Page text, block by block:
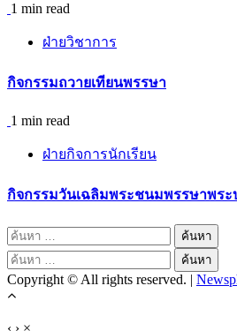
1 min read
ฝ่ายวิชาการ
กิจกรรมถวายเทียนพรรษา
1 min read
ฝ่ายกิจการนักเรียน
กิจกรรมวันเฉลิมพระชนมพรรษาพระ
ค้นหา
สำหรับ:
ค้นหา
สำหรับ:
Copyright © All rights reserved. |
‹ › ×